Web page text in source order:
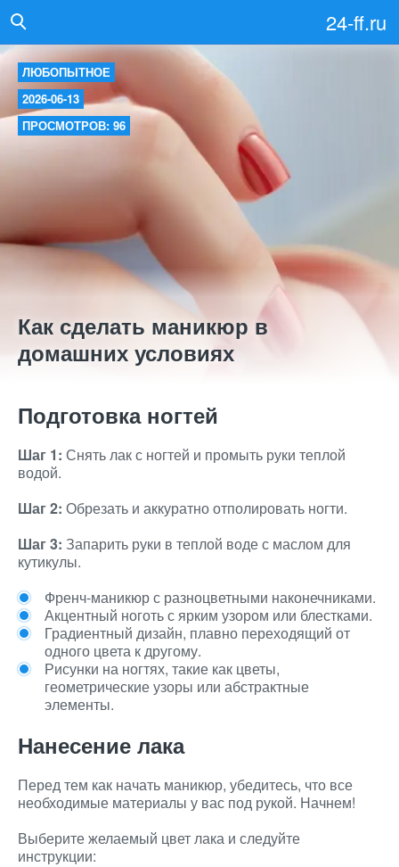
24-ff.ru
ЛЮБОПЫТНОЕ
2026-06-13
ПРОСМОТРОВ: 96
Как сделать маникюр в
домашних условиях
Подготовка ногтей
Шаг 1: Снять лак с ногтей и промыть руки теплой
водой.
Шаг 2: Обрезать и аккуратно отполировать ногти.
Шаг 3: Запарить руки в теплой воде с маслом для
кутикулы.
Френч-маникюр с разноцветными наконечниками.
Акцентный ноготь с ярким узором или блестками.
Градиентный дизайн, плавно переходящий от
одного цвета к другому.
Рисунки на ногтях, такие как цветы,
геометрические узоры или абстрактные
элементы.
Нанесение лака
Перед тем как начать маникюр, убедитесь, что все
необходимые материалы у вас под рукой. Начнем!
Выберите желаемый цвет лака и следуйте
инструкции: